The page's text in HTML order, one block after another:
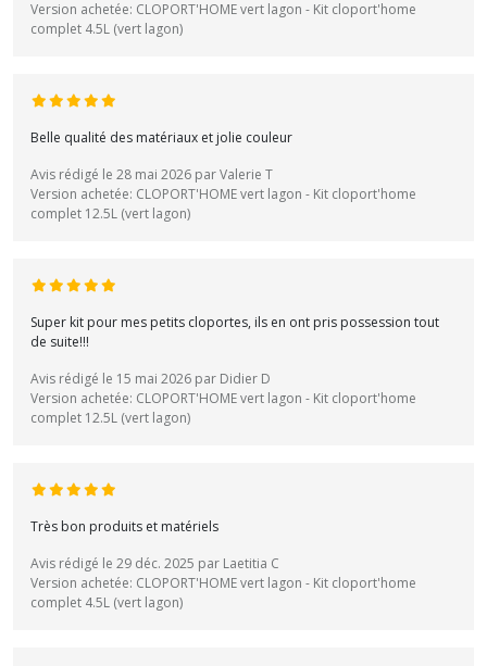
Version achetée: CLOPORT'HOME vert lagon - Kit cloport'home
complet 4.5L (vert lagon)
Belle qualité des matériaux et jolie couleur
Avis rédigé le 28 mai 2026 par Valerie T
Version achetée: CLOPORT'HOME vert lagon - Kit cloport'home
complet 12.5L (vert lagon)
Super kit pour mes petits cloportes, ils en ont pris possession tout
de suite!!!
Avis rédigé le 15 mai 2026 par Didier D
Version achetée: CLOPORT'HOME vert lagon - Kit cloport'home
complet 12.5L (vert lagon)
Très bon produits et matériels
Avis rédigé le 29 déc. 2025 par Laetitia C
Version achetée: CLOPORT'HOME vert lagon - Kit cloport'home
complet 4.5L (vert lagon)